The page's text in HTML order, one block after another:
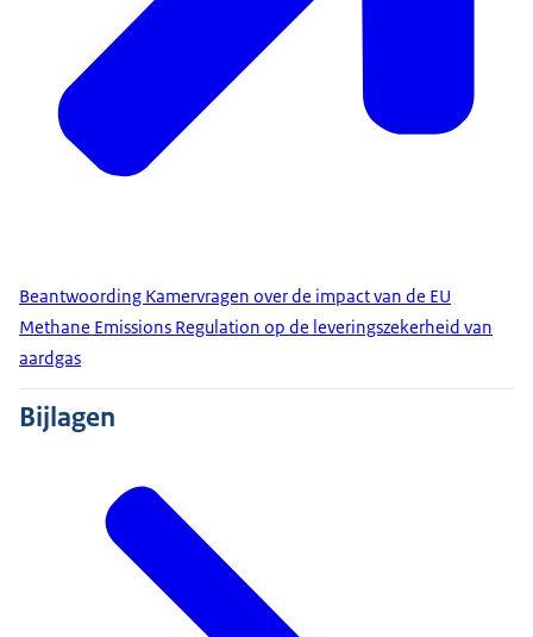
Beantwoording Kamervragen over de impact van de EU
Methane Emissions Regulation op de leveringszekerheid van
aardgas
Bijlagen